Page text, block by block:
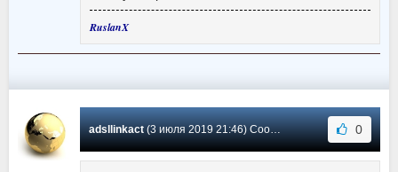
RuslanX
adsllinkact(3 июля 2019 21:46) Сообщение #0 0